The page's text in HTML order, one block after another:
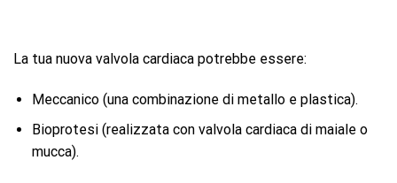
La tua nuova valvola cardiaca potrebbe essere:
Meccanico (una combinazione di metallo e plastica).
Bioprotesi (realizzata con valvola cardiaca di maiale o
mucca).